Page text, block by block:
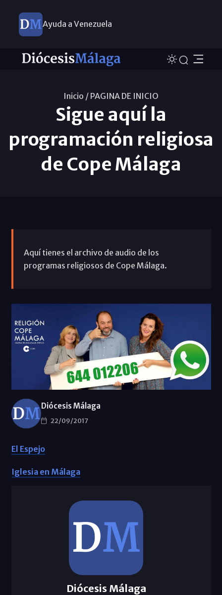
Ayuda a Venezuela
Inicio / PAGINA DE INICIO
Sigue aquí la
programación religiosa
de Cope Málaga
Aquí tienes el archivo de audio de los
programas religiosos de Cope Málaga.
Diócesis Málaga
22/09/2017
El Espejo
Iglesia en Málaga
Diócesis Málaga